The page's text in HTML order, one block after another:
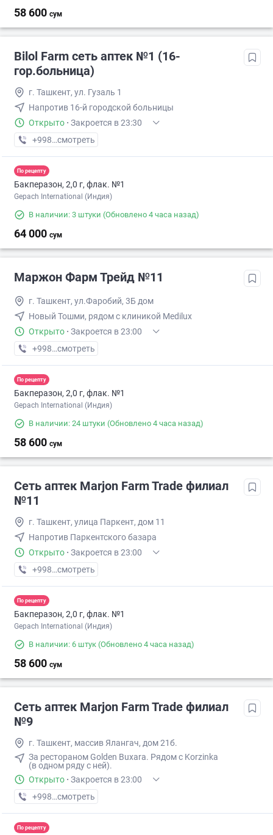
58 600 сум
Bilol Farm сеть аптек №1 (16-
гор.больница)
г. Ташкент, ул. Гузаль 1
Напротив 16-й городской больницы
Открыто · Закроется в 23:30
+998 (90) XXX-XX-XX
смотреть
По рецепту
Бакперазон, 2,0 г, флак. №1
Gepach International (Индия)
В наличии: 3 штуки (Обновлено 4 часа назад)
64 000 сум
Маржон Фарм Трейд №11
г. Ташкент, ул.Фаробий, 3Б дом
Новый Тошми, рядом с клиникой Medilux
Открыто · Закроется в 23:00
+998 (70) XXX-XX-XX
смотреть
По рецепту
Бакперазон, 2,0 г, флак. №1
Gepach International (Индия)
В наличии: 24 штуки (Обновлено 4 часа назад)
58 600 сум
Сеть аптек Marjon Farm Trade филиал
№11
г. Ташкент, улица Паркент, дом 11
Напротив Паркентского базара
Открыто · Закроется в 23:00
+998 (90) XXX-XX-XX
смотреть
По рецепту
Бакперазон, 2,0 г, флак. №1
Gepach International (Индия)
В наличии: 6 штук (Обновлено 4 часа назад)
58 600 сум
Сеть аптек Marjon Farm Trade филиал
№9
г. Ташкент, массив Ялангач, дом 21б.
За рестораном Golden Buxara. Рядом с Korzinka
(в одном ряду с ней).
Открыто · Закроется в 23:00
+998 (70) XXX-XX-XX
смотреть
По рецепту